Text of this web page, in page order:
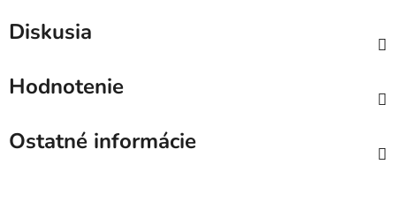
Diskusia
Hodnotenie
Ostatné informácie